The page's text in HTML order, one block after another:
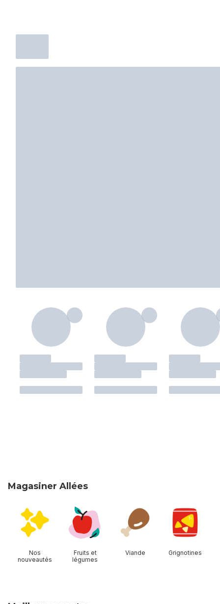
Magasiner Allées
Nos
nouveautés
Fruits et
légumes
Viande Grignotines